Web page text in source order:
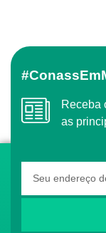
Receba o conteúdo semanal do Conass com
as